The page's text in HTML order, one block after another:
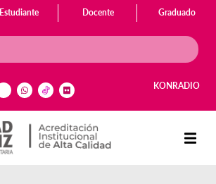
Estudiante Docente Graduado
KONRADIO